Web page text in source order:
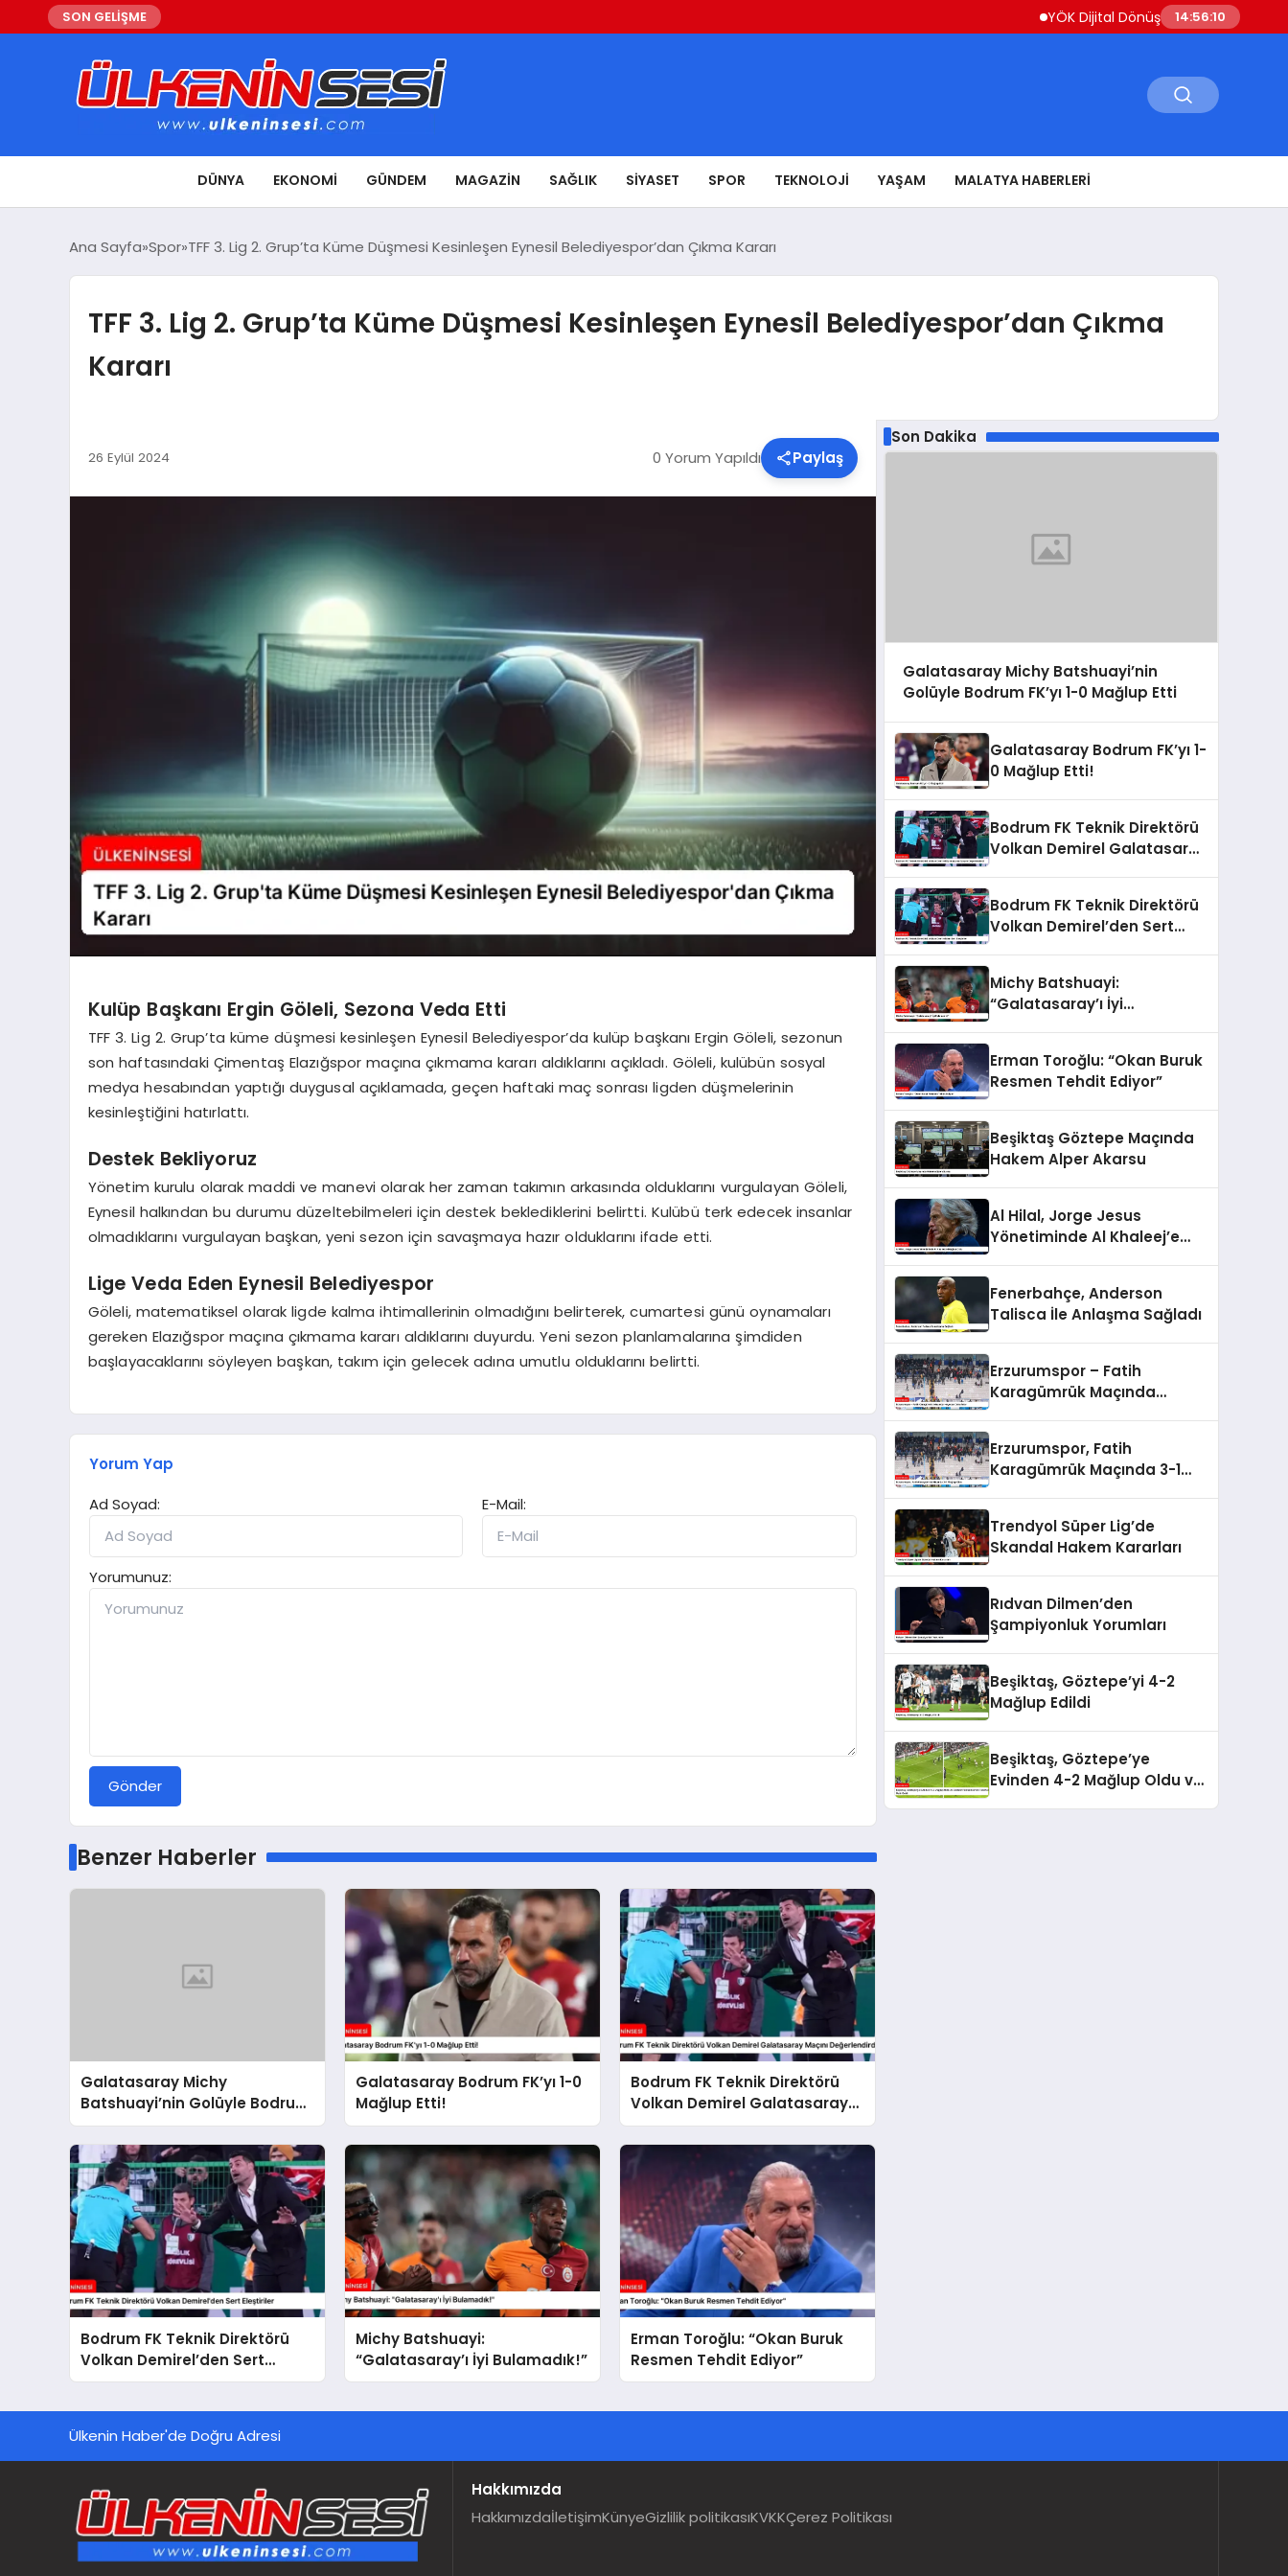
SON GELİŞME YÖK Dijital Dönüşüm İçin Bilişim
14:56:11
DÜNYA EKONOMI GÜNDEM MAGAZIN SAĞLIK SIYASET SPOR TEKNOLOJI YAŞAM MALATYA HABERLERI
Ana Sayfa Spor TFF 3. Lig 2. Grup’ta Küme Düşmesi Kesinleşen Eynesil Belediyespor’dan Çıkma Kararı
TFF 3. Lig 2. Grup’ta Küme Düşmesi Kesinleşen Eynesil Belediyespor’dan Çıkma
Kararı
26 Eylül 2024 0 Yorum Yapıldı Paylaş
Kulüp Başkanı Ergin Göleli, Sezona Veda Etti
TFF 3. Lig 2. Grup’ta küme düşmesi kesinleşen Eynesil Belediyespor’da kulüp başkanı Ergin Göleli, sezonun
son haftasındaki Çimentaş Elazığspor maçına çıkmama kararı aldıklarını açıkladı. Göleli, kulübün sosyal
medya hesabından yaptığı duygusal açıklamada, geçen haftaki maç sonrası ligden düşmelerinin
kesinleştiğini hatırlattı.
Destek Bekliyoruz
Yönetim kurulu olarak maddi ve manevi olarak her zaman takımın arkasında olduklarını vurgulayan Göleli,
Eynesil halkından bu durumu düzeltebilmeleri için destek beklediklerini belirtti. Kulübü terk edecek insanlar
olmadıklarını vurgulayan başkan, yeni sezon için savaşmaya hazır olduklarını ifade etti.
Lige Veda Eden Eynesil Belediyespor
Göleli, matematiksel olarak ligde kalma ihtimallerinin olmadığını belirterek, cumartesi günü oynamaları
gereken Elazığspor maçına çıkmama kararı aldıklarını duyurdu. Yeni sezon planlamalarına şimdiden
başlayacaklarını söyleyen başkan, takım için gelecek adına umutlu olduklarını belirtti.
Yorum Yap
Ad Soyad:
E-Mail:
Yorumunuz:
Gönder
Benzer Haberler
Galatasaray Michy
Batshuayi’nin Golüyle Bodrum
FK’yı 1-0 Mağlup Etti
Galatasaray Bodrum FK’yı 1-0
Mağlup Etti!
Bodrum FK Teknik Direktörü
Volkan Demirel Galatasaray
Maçını Değerlendirdi
Bodrum FK Teknik Direktörü
Volkan Demirel’den Sert
Eleştiriler
Michy Batshuayi:
“Galatasaray’ı İyi Bulamadık!”
Erman Toroğlu: “Okan Buruk
Resmen Tehdit Ediyor”
Son Dakika
Galatasaray Michy Batshuayi’nin
Golüyle Bodrum FK’yı 1-0 Mağlup Etti
Galatasaray Bodrum FK’yı 1-
0 Mağlup Etti!
Bodrum FK Teknik Direktörü
Volkan Demirel Galatasaray
Bodrum FK Teknik Direktörü
Volkan Demirel’den Sert
Michy Batshuayi:
“Galatasaray’ı İyi
Erman Toroğlu: “Okan Buruk
Resmen Tehdit Ediyor”
Beşiktaş Göztepe Maçında
Hakem Alper Akarsu
Al Hilal, Jorge Jesus
Yönetiminde Al Khaleej’e
Fenerbahçe, Anderson
Talisca İle Anlaşma Sağladı
Erzurumspor – Fatih
Karagümrük Maçında
Erzurumspor, Fatih
Karagümrük Maçında 3-1
Trendyol Süper Lig’de
Skandal Hakem Kararları
Rıdvan Dilmen’den
Şampiyonluk Yorumları
Beşiktaş, Göztepe’yi 4-2
Mağlup Edildi
Beşiktaş, Göztepe’ye
Evinden 4-2 Mağlup Oldu ve
Ülkenin Haber'de Doğru Adresi
Hakkımızda
HakkımızdaİletişimKünyeGizlilik politikasıKVKKÇerez Politikası